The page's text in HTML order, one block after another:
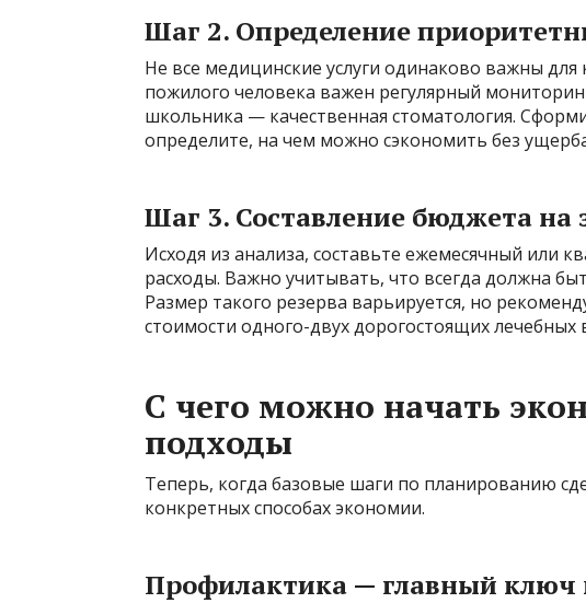
Шаг 2. Определение
Не все медицинские услуги одинаково важны
пожилого человека важен регулярный
школьника — качественная стоматология.
определите, на чем можно сэкономить без
Шаг 3. Составление бюджета на
Исходя из анализа, составьте ежемесячный или
расходы. Важно учитывать, что всегда должна
Размер такого резерва варьируется, но
стоимости одного-двух дорогостоящих лечебных
С чего можно начать
подходы
Теперь, когда базовые шаги по планированию
конкретных способах экономии.
Профилактика — главный ключ